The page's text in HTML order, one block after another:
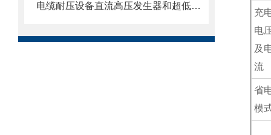
电缆耐压设备直流高压发生器和超低频高压发生器两者之间的区别！
充
电
及
流
省
模